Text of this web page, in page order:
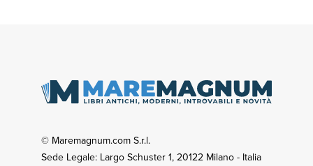
© Maremagnum.com S.r.l.
Sede Legale: Largo Schuster 1, 20122 Milano - Italia